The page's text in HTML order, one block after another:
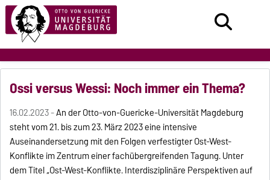
Ossi versus Wessi: Noch immer ein Thema?
16.02.2023 -An der Otto-von-Guericke-Universität Magdeburg
steht vom 21. bis zum 23. März 2023 eine intensive
Auseinandersetzung mit den Folgen verfestigter Ost-West-
Konflikte im Zentrum einer fachübergreifenden Tagung.Unter
dem Titel „Ost-West-Konflikte. Interdisziplinäre Perspektiven auf